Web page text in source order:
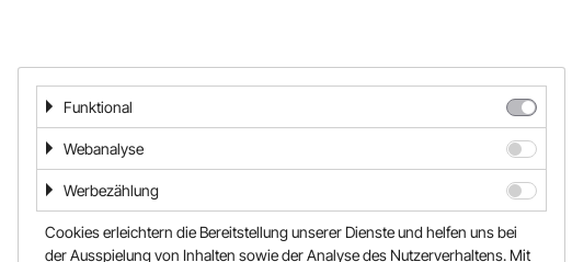
Funktional
Webanalyse
Werbezählung
Cookies erleichtern die Bereitstellung unserer Dienste und helfen uns bei
der Ausspielung von Inhalten sowie der Analyse des Nutzerverhaltens. Mit